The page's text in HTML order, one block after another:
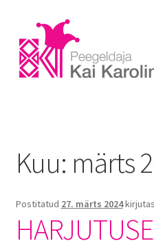
E-portfoolio
Galerii
Koolitus
Kuu: märts
Postitatud 27. märts 2024kirjutas